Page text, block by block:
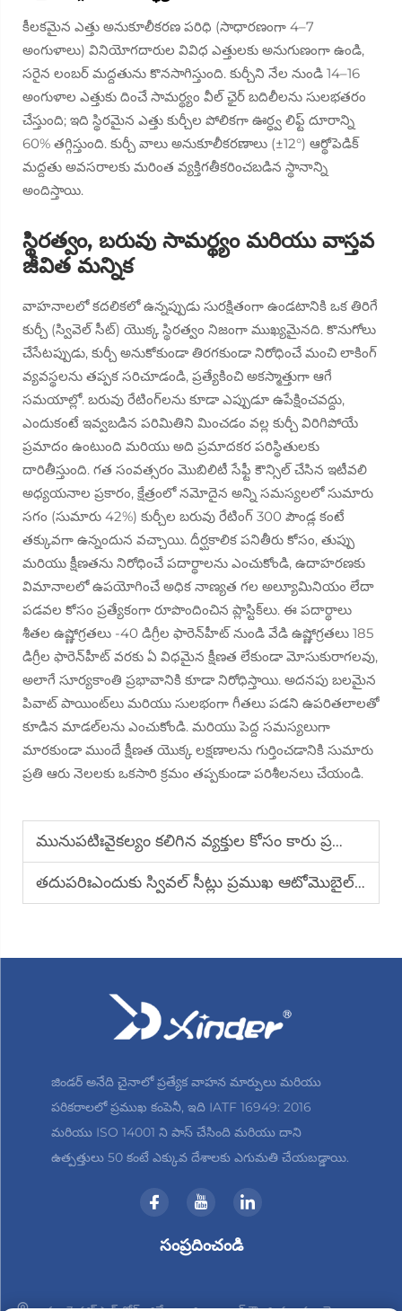
కీలకమైన ఎత్తు అనుకూలీకరణ పరిధి (సాధారణంగా 4–7
అంగుళాలు) వినియోగదారుల వివిధ ఎత్తులకు అనుగుణంగా ఉండి,
సరైన లంబర్ మద్దతును కొనసాగిస్తుంది. కుర్చీని నేల నుండి 14–16
అంగుళాల ఎత్తుకు దించే సామర్థ్యం వీల్ ఛైర్ బదిలీలను సులభతరం
చేస్తుంది; ఇది స్థిరమైన ఎత్తు కుర్చీల పోలికగా ఊర్ధ్వ లిఫ్ట్ దూరాన్ని
60% తగ్గిస్తుంది. కుర్చీ వాలు అనుకూలీకరణాలు (±12°) ఆర్థోపెడిక్
మద్దతు అవసరాలకు మరింత వ్యక్తిగతీకరించబడిన స్థానాన్ని
అందిస్తాయి.
స్థిరత్వం, బరువు సామర్థ్యం మరియు వాస్తవ
జీవిత మన్నిక
వాహనాలలో కదలికలో ఉన్నప్పుడు సురక్షితంగా ఉండటానికి ఒక తిరిగే
కుర్చీ (స్వివెల్ సీట్) యొక్క స్థిరత్వం నిజంగా ముఖ్యమైనది. కొనుగోలు
చేసేటప్పుడు, కుర్చీ అనుకోకుండా తిరగకుండా నిరోధించే మంచి లాకింగ్
వ్యవస్థలను తప్పక సరిచూడండి, ప్రత్యేకించి అకస్మాత్తుగా ఆగే
సమయాల్లో. బరువు రేటింగ్‌లను కూడా ఎప్పుడూ ఉపేక్షించవద్దు,
ఎందుకంటే ఇవ్వబడిన పరిమితిని మించడం వల్ల కుర్చీ విరిగిపోయే
ప్రమాదం ఉంటుంది మరియు అది ప్రమాదకర పరిస్థితులకు
దారితీస్తుంది. గత సంవత్సరం మొబిలిటీ సేఫ్టీ కౌన్సిల్ చేసిన ఇటీవలి
అధ్యయనాల ప్రకారం, క్షేత్రంలో నమోదైన అన్ని సమస్యలలో సుమారు
సగం (సుమారు 42%) కుర్చీల బరువు రేటింగ్ 300 పౌండ్ల కంటే
తక్కువగా ఉన్నందున వచ్చాయి. దీర్ఘకాలిక పనితీరు కోసం, తుప్పు
మరియు క్షీణతను నిరోధించే పదార్థాలను ఎంచుకోండి, ఉదాహరణకు
విమానాలలో ఉపయోగించే అధిక నాణ్యత గల అల్యూమినియం లేదా
పడవల కోసం ప్రత్యేకంగా రూపొందించిన ప్లాస్టిక్‌లు. ఈ పదార్థాలు
శీతల ఉష్ణోగ్రతలు -40 డిగ్రీల ఫారెన్‌హీట్ నుండి వేడి ఉష్ణోగ్రతలు 185
డిగ్రీల ఫారెన్‌హీట్ వరకు ఏ విధమైన క్షీణత లేకుండా మోసుకురాగలవు,
అలాగే సూర్యకాంతి ప్రభావానికి కూడా నిరోధిస్తాయి. అదనపు బలమైన
పివాట్ పాయింట్‌లు మరియు సులభంగా గీతలు పడని ఉపరితలాలతో
కూడిన మాడల్‌లను ఎంచుకోండి. మరియు పెద్ద సమస్యలుగా
మారకుండా ముందే క్షీణత యొక్క లక్షణాలను గుర్తించడానికి సుమారు
ప్రతి ఆరు నెలలకు ఒకసారి క్రమం తప్పకుండా పరిశీలనలు చేయండి.
మునుపటిఃవైకల్యం కలిగిన వ్యక్తుల కోసం కారు ప్రయాణంలో స్వివల్ సీట్ ఎందుకు గేమ్-ఛేంజర్ అవుతుంది
తదుపరిఃఎందుకు స్వివల్ సీట్లు ప్రముఖ ఆటోమొబైల్ బ్రాండ్లతో సుసంగతంగా ఉంటాయి
జిండర్ అనేది చైనాలో ప్రత్యేక వాహన మార్పులు మరియు
పరికరాలలో ప్రముఖ కంపెనీ, ఇది IATF 16949: 2016
మరియు ISO 14001 ని పాస్ చేసింది మరియు దాని
ఉత్పత్తులు 50 కంటే ఎక్కువ దేశాలకు ఎగుమతి చేయబడ్డాయి.
సంప్రదించండి